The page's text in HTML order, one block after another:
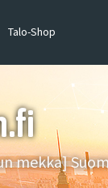
Talo-Shop
mekka]